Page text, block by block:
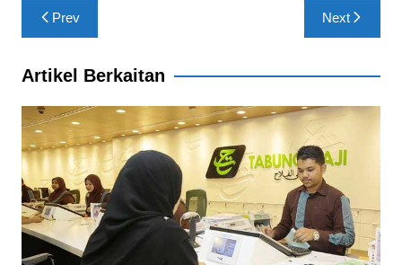
c
e
b
o
k
at
s
A
p
a
Post
navigation
Prev Next
Artikel Berkaitan